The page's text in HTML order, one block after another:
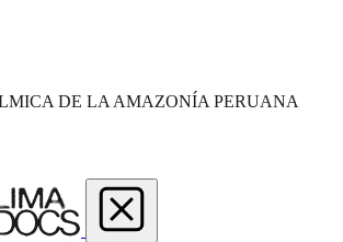
DE LA AMAZONÍA PERUANA
LOS AWAJUNTIS